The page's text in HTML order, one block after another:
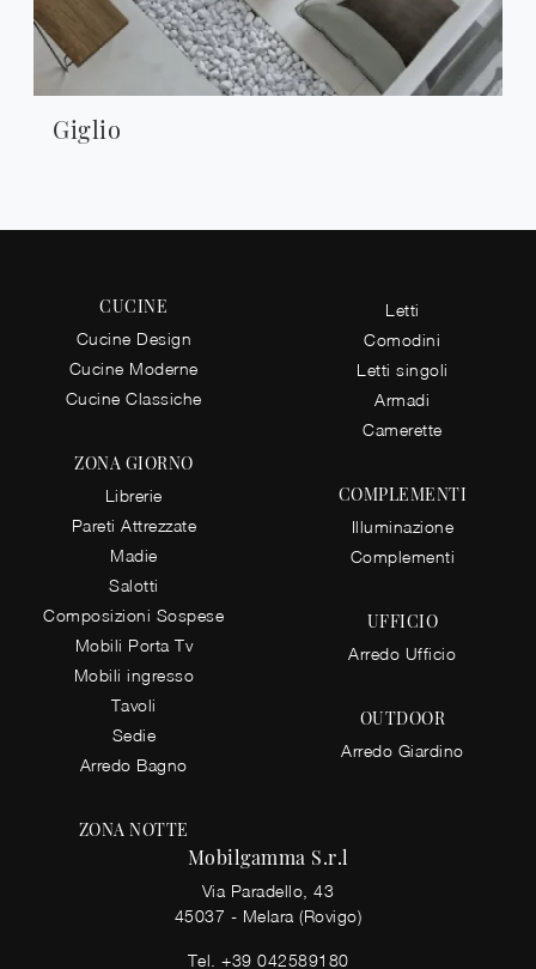
Giglio
CUCINE
Cucine Design
Cucine Moderne
Cucine Classiche
ZONA GIORNO
Librerie
Pareti Attrezzate
Madie
Salotti
Composizioni Sospese
Mobili Porta Tv
Mobili ingresso
Tavoli
Sedie
Arredo Bagno
ZONA NOTTE
Letti
Comodini
Letti singoli
Armadi
Camerette
COMPLEMENTI
Illuminazione
Complementi
UFFICIO
Arredo Ufficio
OUTDOOR
Arredo Giardino
Mobilgamma S.r.l
Via Paradello, 43
45037 - Melara (Rovigo)
Tel. +39 042589180